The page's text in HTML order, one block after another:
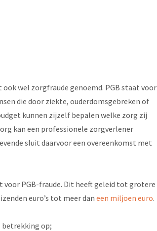
ook wel zorgfraude genoemd. PGB staat voor
die door ziekte, ouderdomsgebreken of
kunnen zijzelf bepalen welke zorg zij
kan een professionele zorgverlener
sluit daarvoor een overeenkomst met
PGB-fraude. Dit heeft geleid tot grotere
euro’s tot meer dan een miljoen euro.
betrekking op;